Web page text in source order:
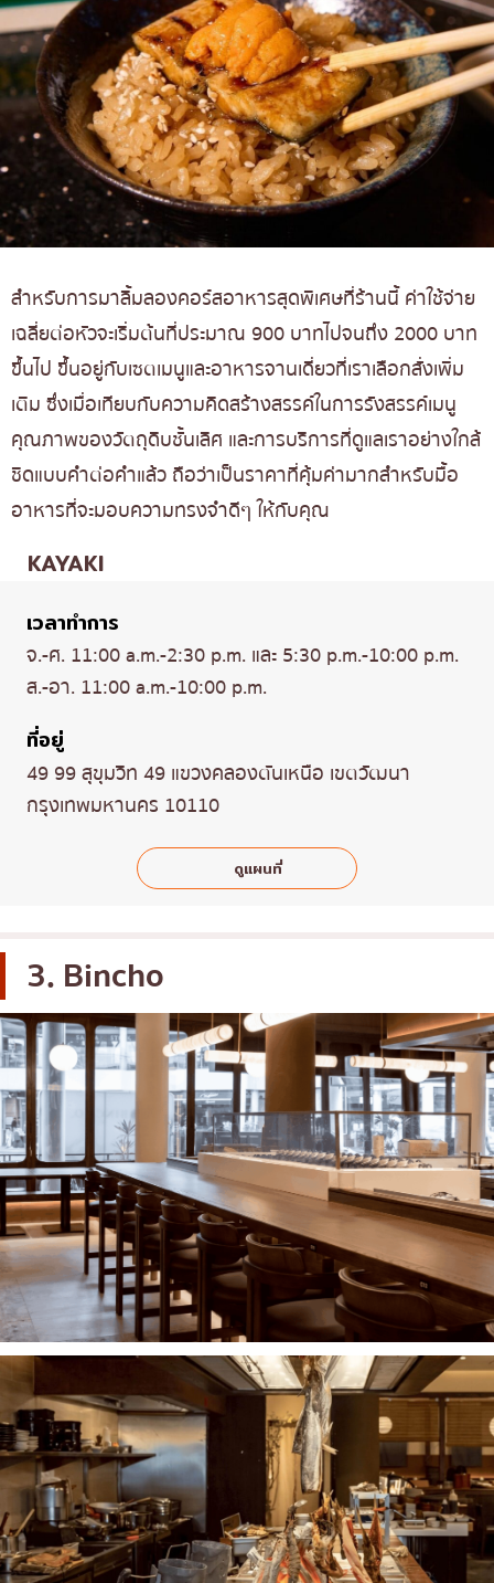
สำหรับการมาลิ้มลองคอร์สอาหารสุดพิเศษที่ร้านนี้ ค่าใช้จ่าย
เฉลี่ยต่อหัวจะเริ่มต้นที่ประมาณ 900 บาทไปจนถึง 2000 บาท
ขึ้นไป ขึ้นอยู่กับเซตเมนูและอาหารจานเดี่ยวที่เราเลือกสั่งเพิ่ม
เติม ซึ่งเมื่อเทียบกับความคิดสร้างสรรค์ในการรังสรรค์เมนู
คุณภาพของวัตถุดิบชั้นเลิศ และการบริการที่ดูแลเราอย่างใกล้
ชิดแบบคำต่อคำแล้ว ถือว่าเป็นราคาที่คุ้มค่ามากสำหรับมื้อ
อาหารที่จะมอบความทรงจำดีๆ ให้กับคุณ
KAYAKI
เวลาทำการ
จ.-ศ. 11:00 a.m.-2:30 p.m. และ 5:30 p.m.-10:00 p.m.
ส.-อา. 11:00 a.m.-10:00 p.m.
ที่อยู่
49 99 สุขุมวิท 49 แขวงคลองตันเหนือ เขตวัฒนา
กรุงเทพมหานคร 10110
ดูแผนที่
3. Bincho